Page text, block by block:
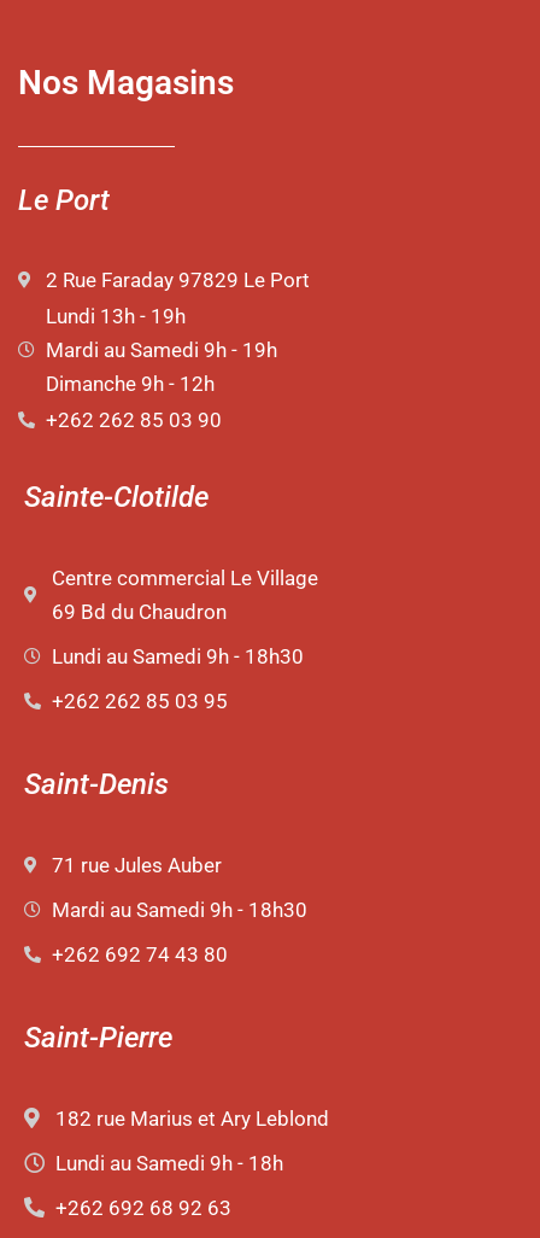
Nos Magasins
Le Port
2 Rue Faraday 97829 Le Port
Lundi 13h - 19h
Mardi au Samedi 9h - 19h
Dimanche 9h - 12h
+262 262 85 03 90
Sainte-Clotilde
Centre commercial Le Village
69 Bd du Chaudron
Lundi au Samedi 9h - 18h30
+262 262 85 03 95
Saint-Denis
71 rue Jules Auber
Mardi au Samedi 9h - 18h30
+262 692 74 43 80
Saint-Pierre
182 rue Marius et Ary Leblond
Lundi au Samedi 9h - 18h
+262 692 68 92 63